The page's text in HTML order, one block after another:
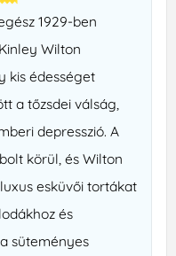
1929-ben
Wilton
kis édességet
a tőzsdei válság,
depresszió. A
körül, és Wilton
esküvői tortákat
és
süteményes